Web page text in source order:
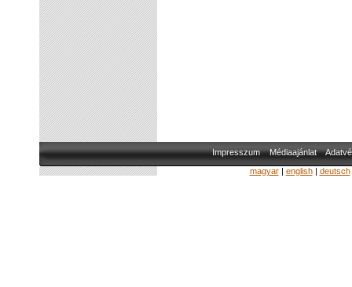
Impresszum Médiaajánlat
magyar| english| deutsch